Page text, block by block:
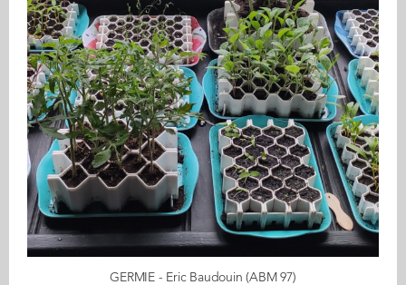
GERMIE - Eric Baudouin (ABM 97)